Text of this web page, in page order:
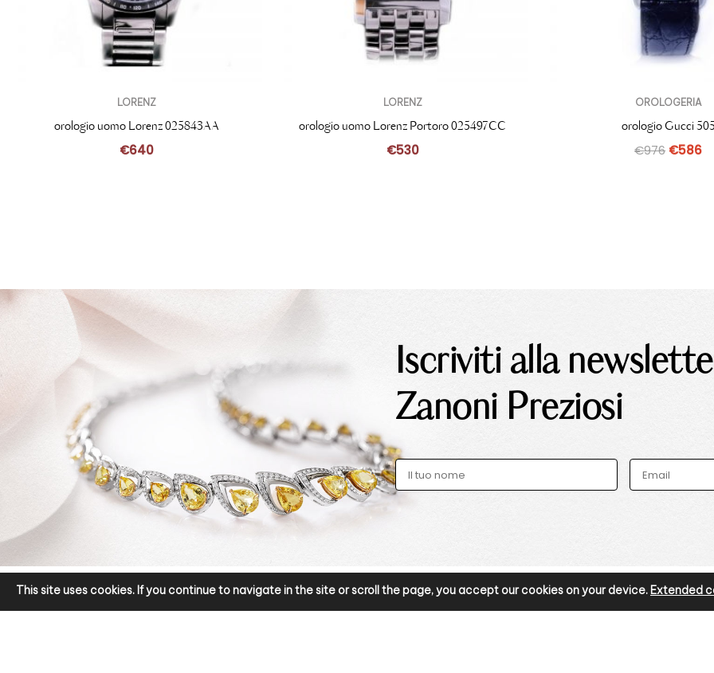
LORENZ
orologio uomo Lorenz 025843AA
€640
LORENZ
orologio uomo Lorenz Portoro 025497CC
€530
OROLOGERIA
orologio Gucci 505
€976 €586
Iscriviti alla
Zanoni Preziosi
This site uses cookies. If you continue to navigate in the site or scroll the page, you accept our cookies on your device. Extended